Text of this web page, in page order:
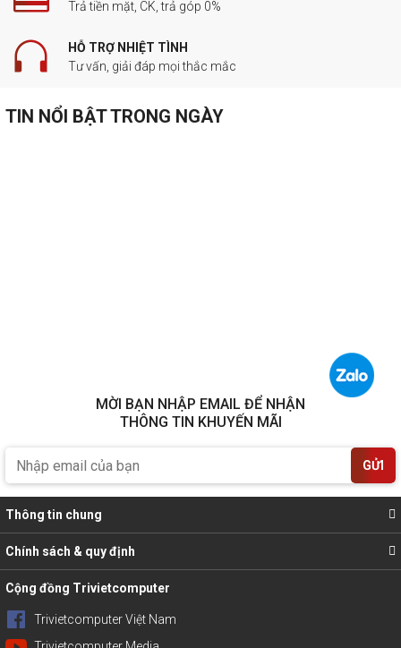
Trả tiền mặt, CK, trả góp 0%
HỖ TRỢ NHIỆT TÌNH
Tư vấn, giải đáp mọi thắc mắc
TIN NỔI BẬT TRONG NGÀY
MỜI BẠN NHẬP EMAIL ĐỂ NHẬN
THÔNG TIN KHUYẾN MÃI
GỬI
Thông tin chung
Chính sách & quy định
Cộng đồng Trivietcomputer
Trivietcomputer Việt Nam